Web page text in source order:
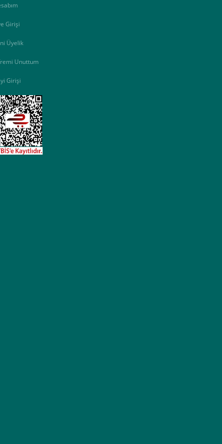
Girişi
Üyelik
Unuttum
Girişi